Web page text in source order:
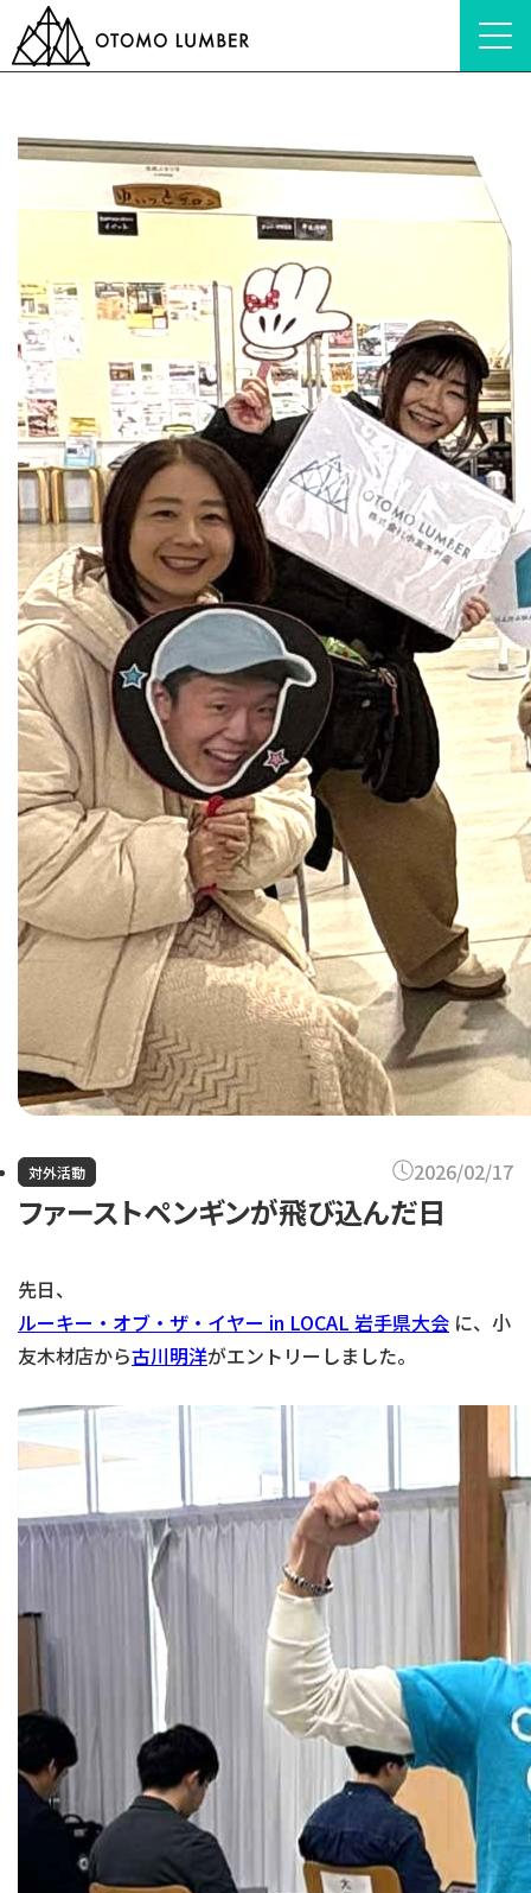
HOME ブログ
対外活動 2026/02/17
ファーストペンギンが飛び込んだ日
先日、
ルーキー・オブ・ザ・イヤー in LOCAL 岩手県大会 に、小
友木材店から古川明洋がエントリーしました。